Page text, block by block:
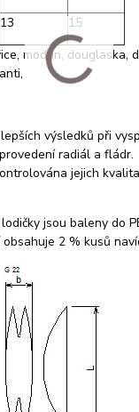
13
15
modřín, douglaska,
výsledků při
radiál a fládr.
jejich
jsou baleny do
2 % kusů